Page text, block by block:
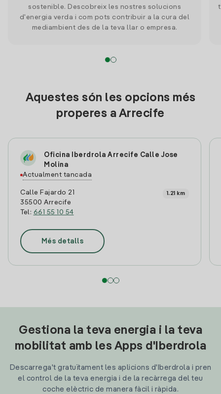
sostenible. Descobreix les nostres solucions
d'energia verda i com pots contribuir a la cura del
mediambient des de la teva llar o empresa.
Aquestes són les opcions més
properes a Arrecife
Oficina Iberdrola Arrecife Calle Jose
Molina
Actualment tancada
Calle Fajardo 21
35500 Arrecife
Tel: 661 55 10 54
1.21 km
Més detalls
Gestiona la teva energia i la teva
mobilitat amb les Apps d'Iberdrola
Descarrega't gratuïtament les aplicions d'Iberdrola i pren
el control de la teva energia i de la recàrrega del teu
coche elèctric de manera fàcil i ràpida.